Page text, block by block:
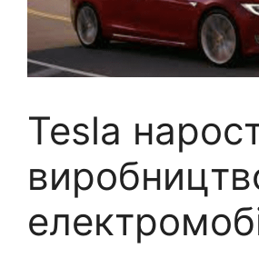
Tesla